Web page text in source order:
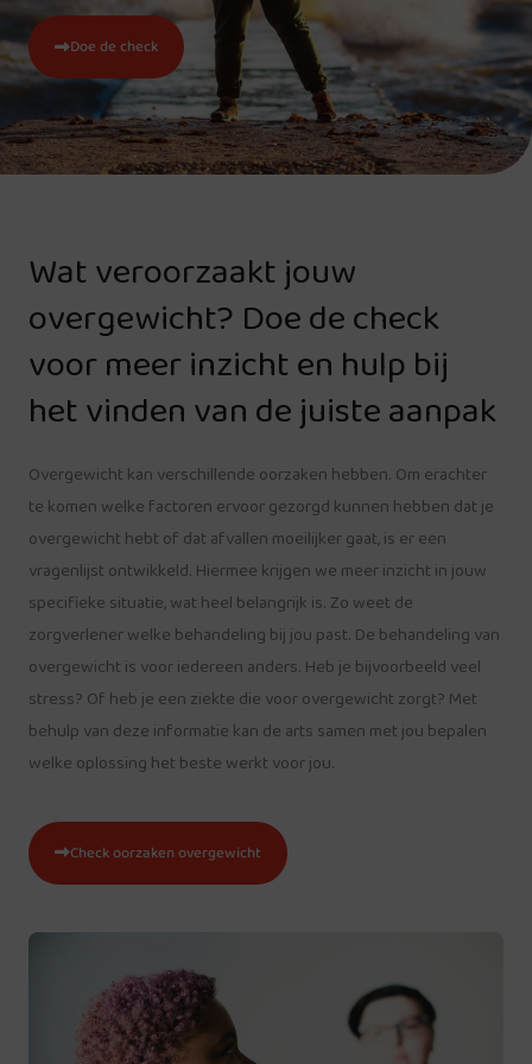
Doe de check
Wat veroorzaakt jouw
overgewicht? Doe de check
voor meer inzicht en hulp bij
het vinden van de juiste aanpak
Overgewicht kan verschillende oorzaken hebben. Om erachter
te komen welke factoren ervoor gezorgd kunnen hebben dat je
overgewicht hebt of dat afvallen moeilijker gaat, is er een
vragenlijst ontwikkeld. Hiermee krijgen we meer inzicht in jouw
specifieke situatie, wat heel belangrijk is. Zo weet de
zorgverlener welke behandeling bij jou past. De behandeling van
overgewicht is voor iedereen anders. Heb je bijvoorbeeld veel
stress? Of heb je een ziekte die voor overgewicht zorgt? Met
behulp van deze informatie kan de arts samen met jou bepalen
welke oplossing het beste werkt voor jou.
Check oorzaken overgewicht